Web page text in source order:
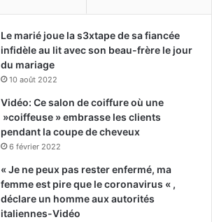
Le marié joue la s3xtape de sa fiancée
infidèle au lit avec son beau-frère le jour
du mariage
10 août 2022
Vidéo: Ce salon de coiffure où une
»coiffeuse » embrasse les clients
pendant la coupe de cheveux
6 février 2022
« Je ne peux pas rester enfermé, ma
femme est pire que le coronavirus « ,
déclare un homme aux autorités
italiennes-Vidéo